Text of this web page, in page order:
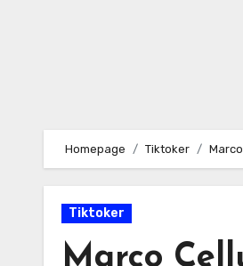
Homepage Tiktoker
Tiktoker
Marco